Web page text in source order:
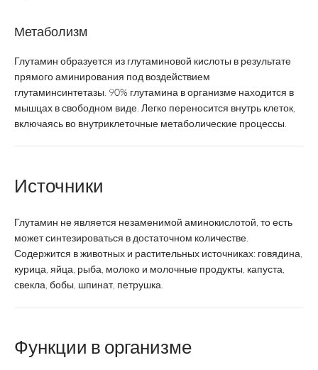
Метаболизм
Глутамин образуется из глутаминовой кислоты в результате
прямого аминирования под воздействием
глутаминсинтетазы. 90% глутамина в организме находится в
мышцах в свободном виде. Легко переносится внутрь клеток,
включаясь во внутриклеточные метаболические процессы.
Источники
Глутамин не является незаменимой аминокислотой, то есть
может синтезироваться в достаточном количестве.
Содержится в животных и растительных источниках: говядина,
курица, яйца, рыба, молоко и молочные продукты, капуста,
свекла, бобы, шпинат, петрушка.
Функции в организме